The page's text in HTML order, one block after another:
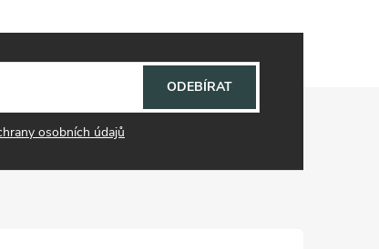
osobních údajů
ODEBÍRAT